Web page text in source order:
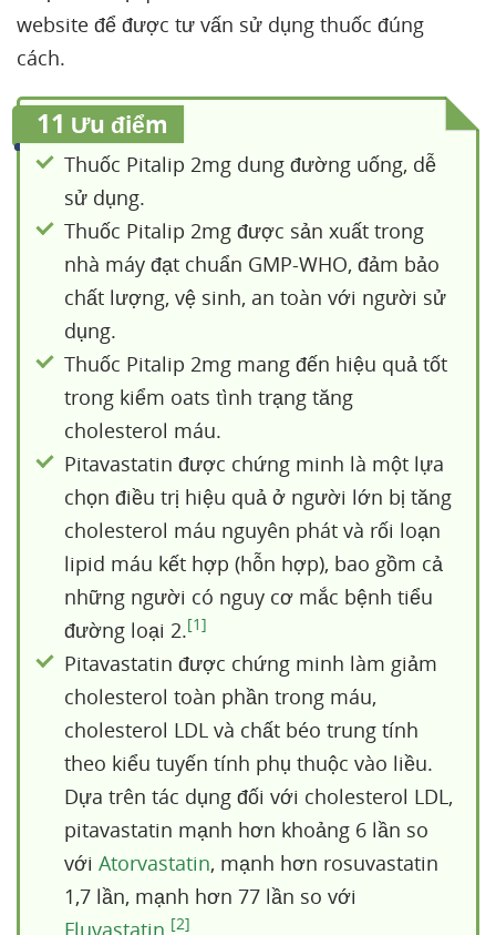
website để được tư vấn sử dụng thuốc đúng
cách.
11 Ưu điểm
Thuốc Pitalip 2mg dung đường uống, dễ
sử dụng.
Thuốc Pitalip 2mg được sản xuất trong
nhà máy đạt chuẩn GMP-WHO, đảm bảo
chất lượng, vệ sinh, an toàn với người sử
dụng.
Thuốc Pitalip 2mg mang đến hiệu quả tốt
trong kiểm oats tình trạng tăng
cholesterol máu.
Pitavastatin được chứng minh là một lựa
chọn điều trị hiệu quả ở người lớn bị tăng
cholesterol máu nguyên phát và rối loạn
lipid máu kết hợp (hỗn hợp), bao gồm cả
những người có nguy cơ mắc bệnh tiểu
đường loại 2.[1]
Pitavastatin được chứng minh làm giảm
cholesterol toàn phần trong máu,
cholesterol LDL và chất béo trung tính
theo kiểu tuyến tính phụ thuộc vào liều.
Dựa trên tác dụng đối với cholesterol LDL,
pitavastatin mạnh hơn khoảng 6 lần so
với Atorvastatin, mạnh hơn rosuvastatin
1,7 lần, mạnh hơn 77 lần so với
Fluvastatin [2]